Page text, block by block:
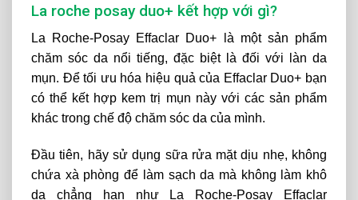
La roche posay duo+ kết hợp với gì?
La Roche-Posay Effaclar Duo+ là một sản phẩm
chăm sóc da nổi tiếng, đặc biệt là đối với làn da
mụn. Để tối ưu hóa hiệu quả của Effaclar Duo+ bạn
có thể kết hợp kem trị mụn này với các sản phẩm
khác trong chế độ chăm sóc da của mình.
Đầu tiên, hãy sử dụng sữa rửa mặt dịu nhẹ, không
chứa xà phòng để làm sạch da mà không làm khô
da chẳng hạn như La Roche-Posay Effaclar